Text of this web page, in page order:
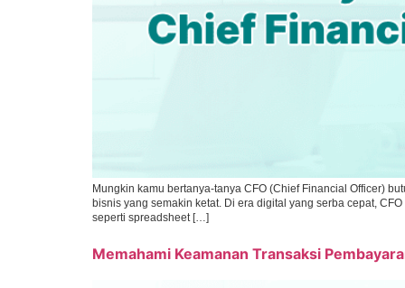
Mungkin kamu bertanya-tanya CFO (Chief Financial Officer)
bisnis yang semakin ketat. Di era digital yang serba cepat,
seperti spreadsheet […]
Memahami Keamanan Transaksi